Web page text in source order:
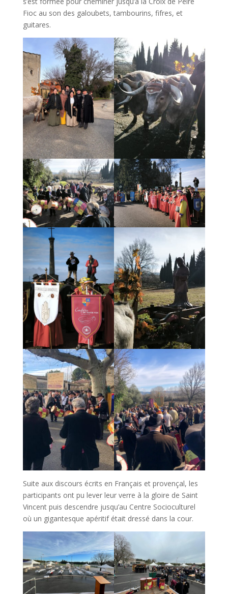
Fioc au son des galoubets, tambourins, fifres, et
guitares.
Suite aux discours écrits en Français et provençal, les
participants ont pu lever leur verre à la gloire de Saint
Vincent puis descendre jusqu’au Centre Socioculturel
où un gigantesque apéritif était dressé dans la cour.